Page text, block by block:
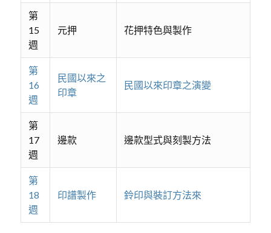
第
15
週
元押 花押特色與製作
第
16
週
民國以來之
印章
民國以來印章之演變
第
17
週
邊款 邊款型式與刻製方法
第
18
週
印譜製作 鈴印與裝訂方法來